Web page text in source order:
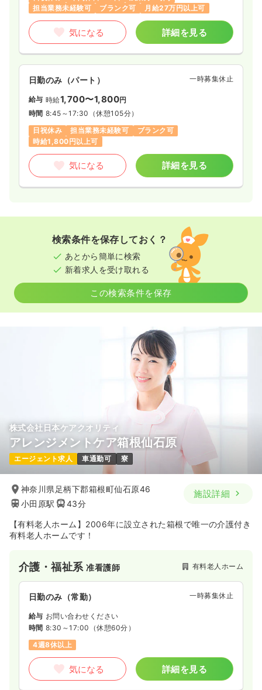
担当業務未経験可
ブランク可 月給27万円以上可
気になる 詳細を見る
日勤のみ（パート） 一時募集休止
給与 時給1,700〜1,800円
時間 8:45～17:30 （休憩105分）
日祝休み
担当業務未経験可
ブランク可
時給1,800円以上可
気になる 詳細を見る
検索条件を保存しておく？
あとから簡単に検索
新着求人を受け取れる
この検索条件を保存
株式会社日本ケアクオリティ
アレンジメントケア箱根仙石原
エージェント求人 車通勤可 寮
神奈川県足柄下郡箱根町仙石原46
小田原駅
43分
施設詳細
【有料老人ホーム】2006年に設立された箱根で唯一の介護付き
有料老人ホームです！
介護・福祉系准看護師 有料老人ホーム
日勤のみ（常勤） 一時募集休止
給与 お問い合わせください
時間 8:30～17:00 （休憩60分）
4週8休以上
気になる 詳細を見る